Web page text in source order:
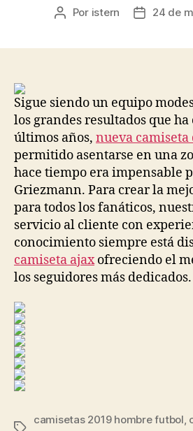
Autor
Por istern
Fecha
24 de
Sigue siendo un equipo
los grandes resultados que
últimos años, nueva camiseta
permitido asentarse en una
hace tiempo era impensable
Griezmann. Para crear la
para todos los fanáticos,
servicio al cliente con
conocimiento siempre está
camiseta ajaxofreciendo el
los seguidores más dedicados.
Etiquetas
camisetas 2019 hombre futbol,